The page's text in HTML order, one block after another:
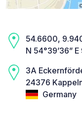
54.6600,
N 54°39’36”
3A
24376
Germany